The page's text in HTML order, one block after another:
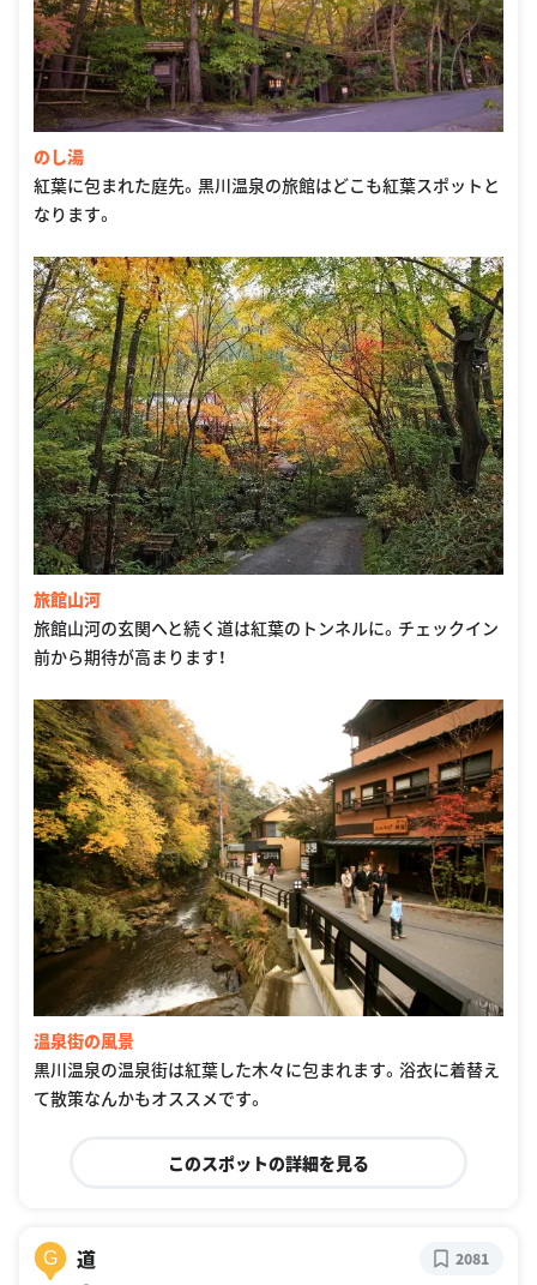
のし湯
紅葉に包まれた庭先。黒川温泉の旅館はどこも紅葉スポットと
なります。
旅館山河
旅館山河の玄関へと続く道は紅葉のトンネルに。チェックイン
前から期待が高まります！
温泉街の風景
黒川温泉の温泉街は紅葉した木々に包まれます。浴衣に着替え
て散策なんかもオススメです。
このスポットの詳細を見る
G 道 2081